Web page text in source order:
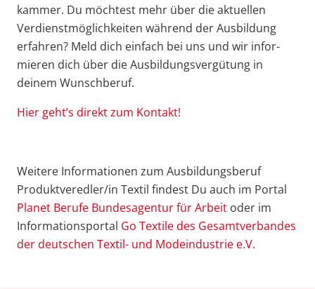
kammer. Du möchtest mehr über die aktuellen
Verdienst­mög­lich­keiten während der Ausbildung
erfahren? Meld dich einfach bei uns und wir infor­
mieren dich über die Ausbil­dungs­ver­gütung in
deinem Wunschberuf.
Hier geht’s direkt zum Kontakt!
Weitere Infor­ma­tionen zum Ausbil­dungs­beruf
Produktveredler/in Textil findest Du auch im Portal
Planet Berufe Bundes­agentur für Arbeit oder im
Infor­ma­ti­ons­portal Go Textile des Gesamt­ver­bandes
der deutschen Textil- und Modeindustrie e.V.